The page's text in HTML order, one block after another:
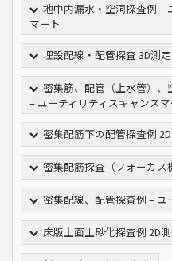
地中内漏水・空洞探査例 –
マート
埋設配線・配管探査 3D測定
密集筋、配管（上水管）
– ユーティリティスキャンス
密集配筋下の配管探査例
密集配筋探査（フォーカス
密集配線、配管探査例 – ユ
床版上面土砂化探査例 2D